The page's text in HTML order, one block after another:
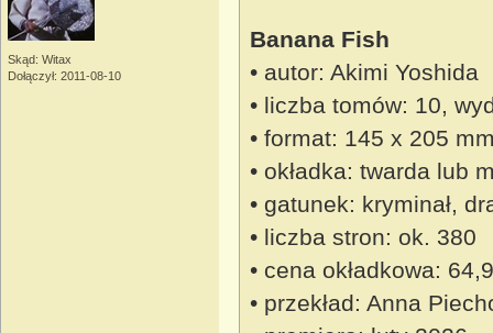
Skąd: Witax
Dołączył: 2011-08-10
Banana Fish
• autor: Akimi Yoshida
• liczba tomów: 10,
• format: 145 x 205
• okładka: twarda lub
• gatunek: kryminał,
• liczba stron: ok. 380
• cena okładkowa:
• przekład: Anna